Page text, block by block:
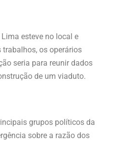
esteve no local e
os operários
seria para reunir dados
de um viaduto.
grupos políticos da
sobre a razão dos